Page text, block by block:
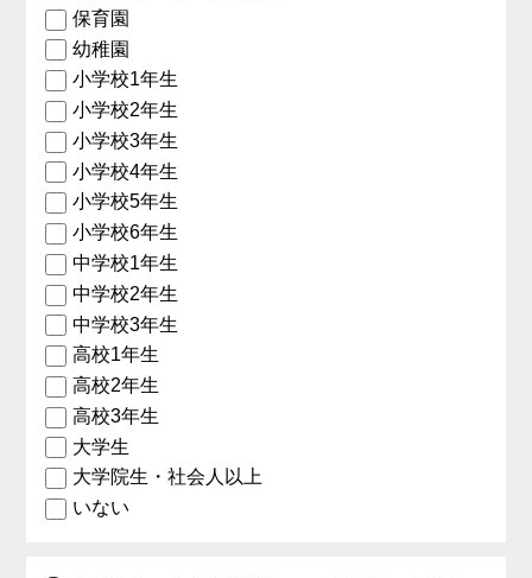
保育園
幼稚園
小学校1年生
小学校2年生
小学校3年生
小学校4年生
小学校5年生
小学校6年生
中学校1年生
中学校2年生
中学校3年生
高校1年生
高校2年生
高校3年生
大学生
大学院生・社会人以上
いない